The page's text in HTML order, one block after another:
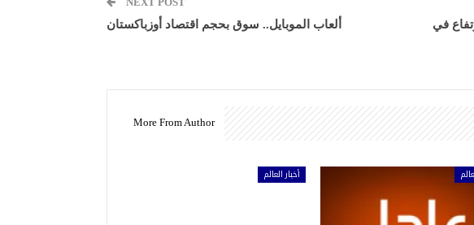
في
ألعاب الموبايل.. سوق بحجم اقتصاد أوزباكستان
More From Author
أخبار العالم